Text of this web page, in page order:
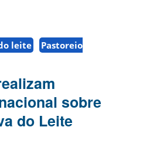
leite
Pastoreio
sobre
do Leite